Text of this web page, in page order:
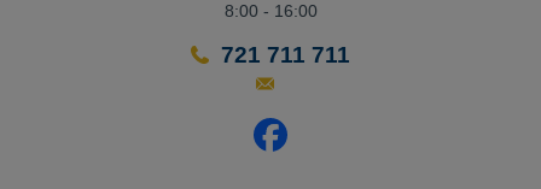
8:00 - 16:00
721 711 711
Odwiedź nasz profil na